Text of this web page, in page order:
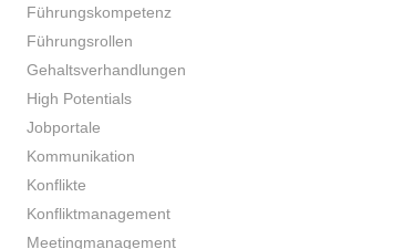
Führungskompetenz
Führungsrollen
Gehaltsverhandlungen
High Potentials
Jobportale
Kommunikation
Konflikte
Konfliktmanagement
Meetingmanagement